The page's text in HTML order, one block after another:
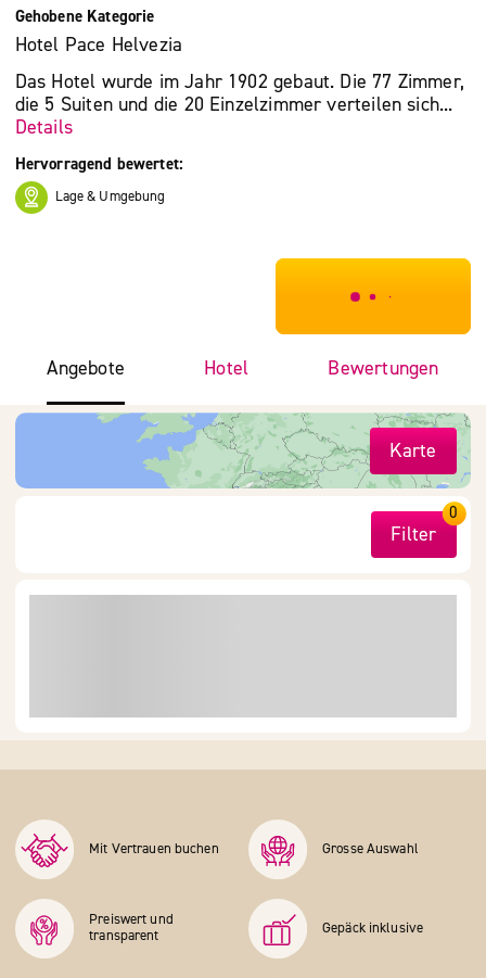
Gehobene Kategorie
Hotel Pace Helvezia
Das Hotel wurde im Jahr 1902 gebaut. Die 77 Zimmer,
die 5 Suiten und die 20 Einzelzimmer verteilen sich...
Details
Hervorragend bewertet:
Lage & Umgebung
***************
Angebote Hotel Bewertungen
Karte
Filter
0
Mit Vertrauen buchen Grosse Auswahl
Preiswert und
transparent
Gepäck inklusive